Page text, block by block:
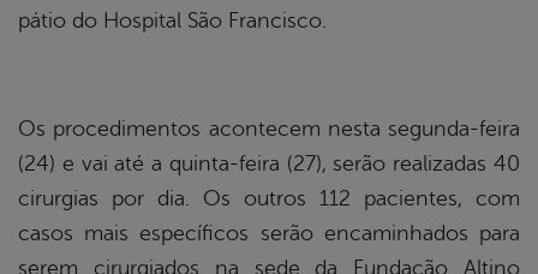
pátio do Hospital São Francisco.
Os procedimentos acontecem nesta segunda-feira
(24) e vai até a quinta-feira (27), serão realizadas 40
cirurgias por dia. Os outros 112 pacientes, com
casos mais específicos serão encaminhados para
serem cirurgiados na sede da Fundação Altino